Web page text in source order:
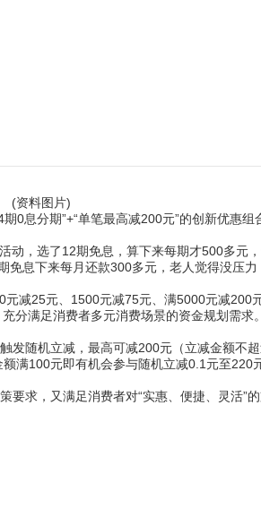
(资料图片)
0息分期”+“单笔最高减200元”的创新优惠
，选了12期免息，算下来每期才500多元
息下来每月还款300多元，老人觉得没压
减25元、1500元减75元、满5000元减
分满足消费者多元消费场景的资金规划需求。
随机立减，最高可减200元（立减金额不
满100元即有机会参与随机立减0.1元至
求，又满足消费者对“实惠、便捷、灵活”